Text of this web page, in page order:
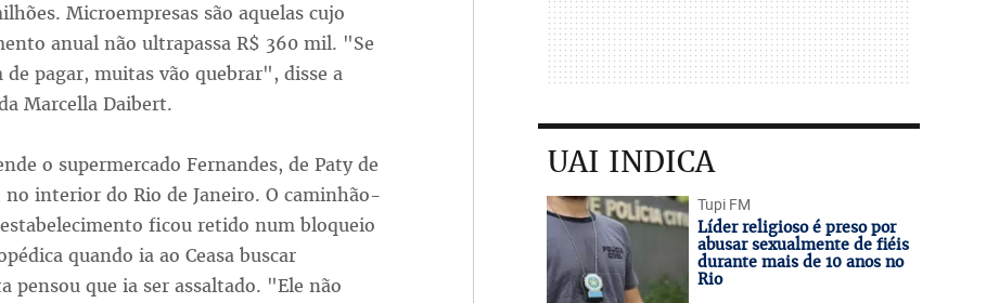
Microempresas são aquelas cujo
anual não ultrapassa R$ 360 mil. "Se
de pagar, muitas vão quebrar", disse a
Marcella Daibert.
o supermercado Fernandes, de Paty de
no interior do Rio de Janeiro. O caminhão-
ficou retido num bloqueio
quando ia ao Ceasa buscar
pensou que ia ser assaltado. "Ele não
UAI INDICA
Tupi FM
Líder religioso é preso por
abusar sexualmente de fiéis
durante mais de 10 anos no
Rio